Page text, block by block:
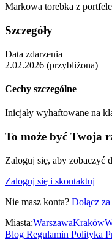
Markowa torebka z
Szczegóły
Data zdarzenia
2.02.2026 (przybliżona)
Cechy szczególne
Inicjały wyhaftowane na
To może być Twoja
Zaloguj się, aby zobaczyć
Zaloguj się i skontaktuj
Nie masz konta? Dołącz
Miasta:WarszawaKraków
Blog Regulamin Polityka